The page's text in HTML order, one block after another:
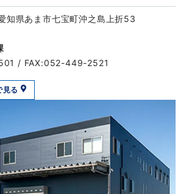
県あま市七宝町沖之島上折53
/ FAX:052-449-2521
る